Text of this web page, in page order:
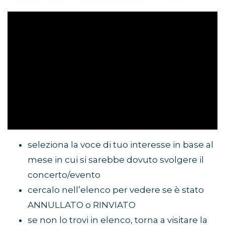
seleziona la voce di tuo interesse in base al
mese in cui si sarebbe dovuto svolgere il
concerto/evento
cercalo nell’elenco per vedere se è stato
ANNULLATO o RINVIATO
se non lo trovi in elenco, torna a visitare la